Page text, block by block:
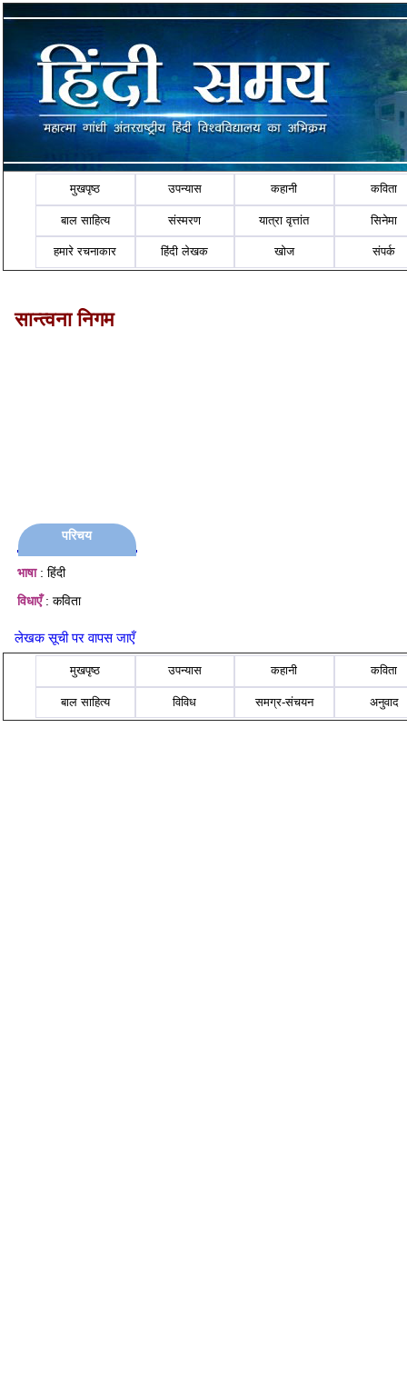
मुखपृष्ठ उपन्यास कहानी कविता
बाल साहित्य संस्मरण यात्रा वृत्तांत सिनेमा
हमारे रचनाकार हिंदी लेखक खोज संपर्क
सान्त्वना निगम
परिचय
भाषा: हिंदी
विधाएँ: कविता
लेखक सूची पर वापस जाएँ
मुखपृष्ठ उपन्यास कहानी कविता
बाल साहित्य विविध समग्र-संचयन अनुवाद